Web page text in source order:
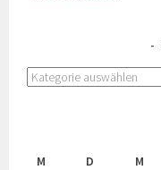
M
D M